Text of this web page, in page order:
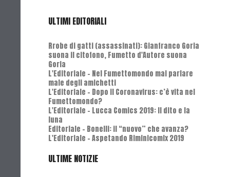
ULTIMI EDITORIALI
Rrobe di gatti (assassinati): Gianfranco Goria
suona il citofono, Fumetto d'Autore suona
Goria
L'Editoriale - Nel Fumettomondo mai parlare
male degli amichetti
L'Editoriale - Dopo il Coronavirus: c’è vita nel
Fumettomondo?
L'Editoriale - Lucca Comics 2019: Il dito e la
luna
Editoriale - Bonelli: il “nuovo” che avanza?
L'Editoriale - Aspetando Riminicomix 2019
ULTIME NOTIZIE